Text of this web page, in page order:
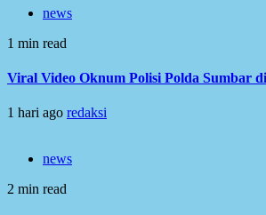
news
1 min read
Viral Video Oknum Polisi Polda Sumbar
1 hari ago redaksi
news
2 min read